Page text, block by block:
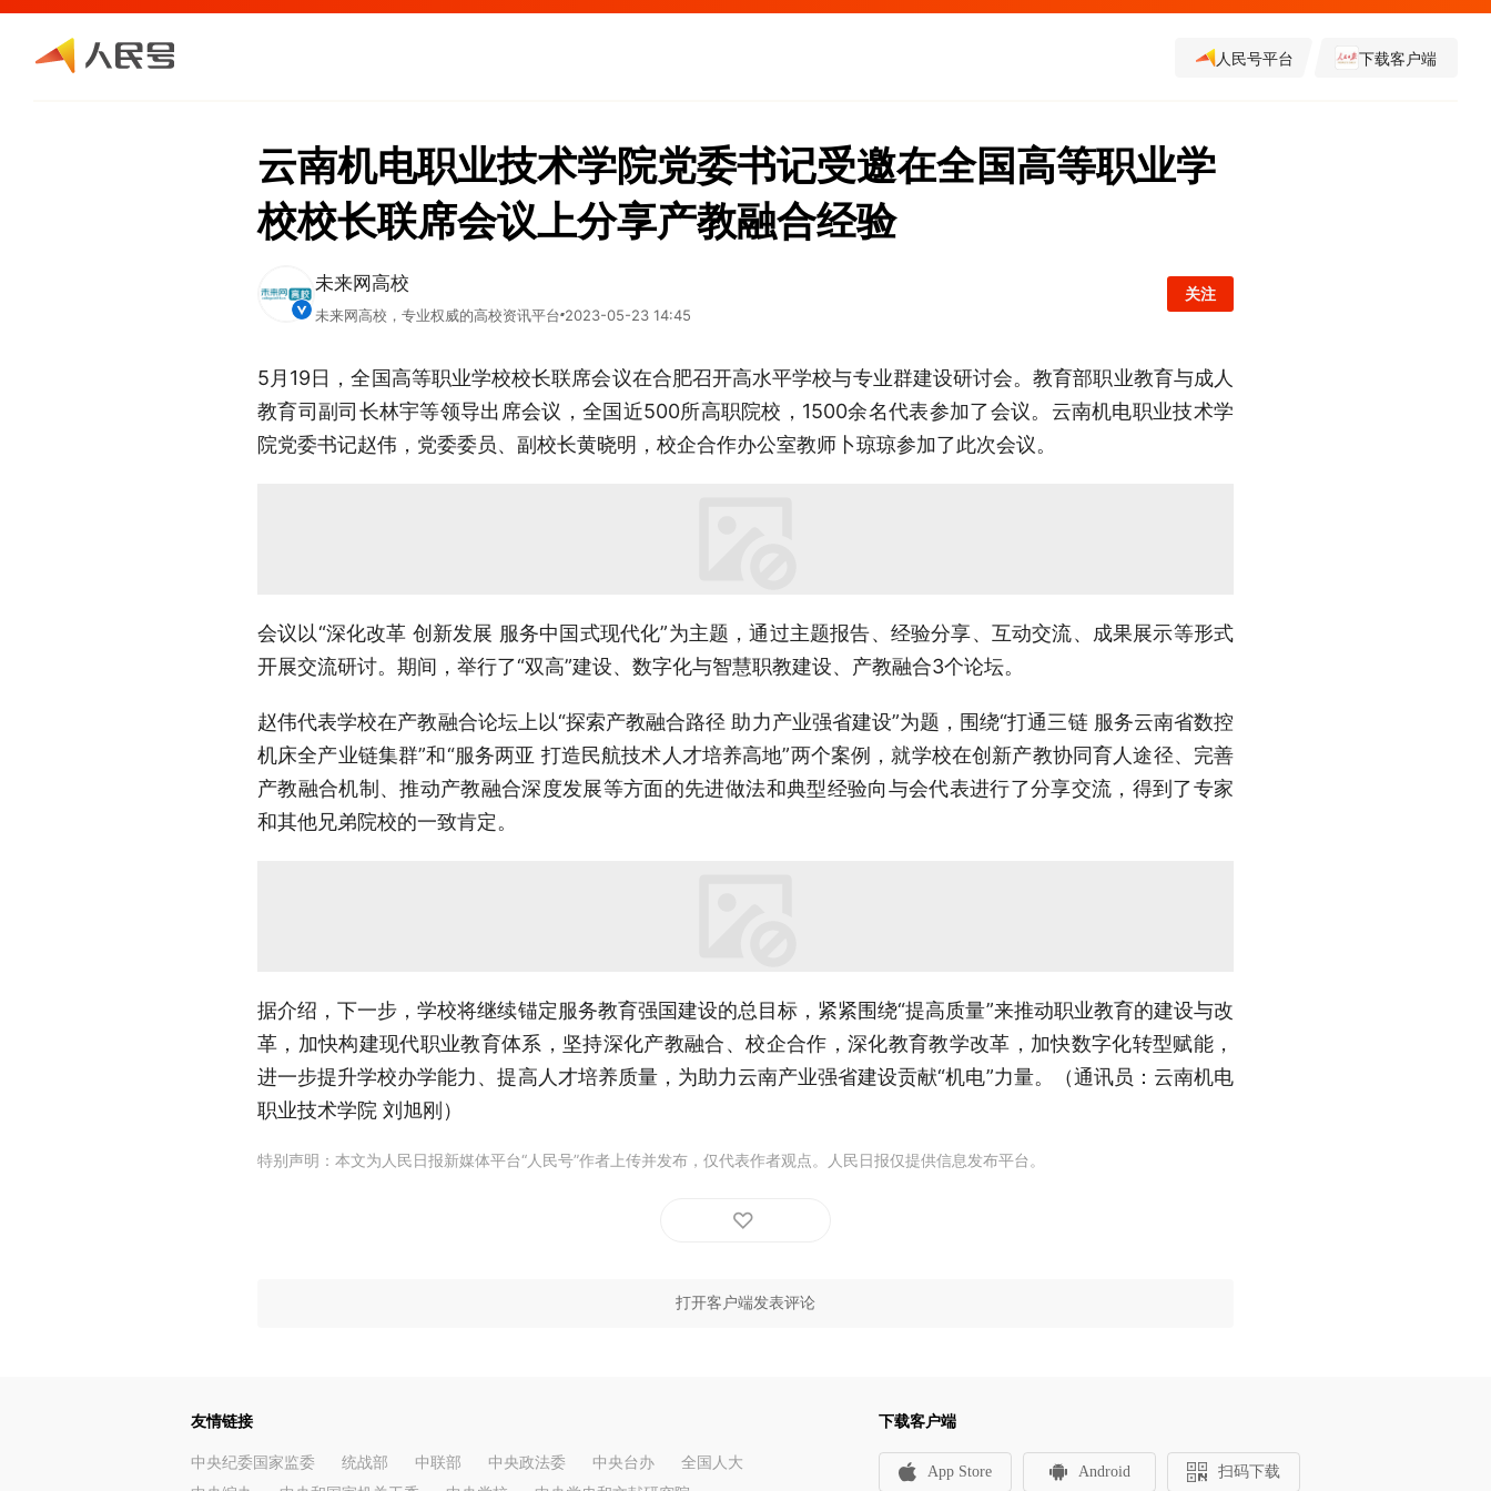
人民号平台 下载客户端
云南机电职业技术学院党委书记受邀在全国高等职业学
校校长联席会议上分享产教融合经验
未来网高校
未来网高校，专业权威的高校资讯平台 2023-05-23 14:45
关注
5月19日，全国高等职业学校校长联席会议在合肥召开高水平学校与专业群建设研讨会。教育部职业教育与成人
教育司副司长林宇等领导出席会议，全国近500所高职院校，1500余名代表参加了会议。云南机电职业技术学
院党委书记赵伟，党委委员、副校长黄晓明，校企合作办公室教师卜琼琼参加了此次会议。
会议以“深化改革 创新发展 服务中国式现代化”为主题，通过主题报告、经验分享、互动交流、成果展示等形式
开展交流研讨。期间，举行了“双高”建设、数字化与智慧职教建设、产教融合3个论坛。
赵伟代表学校在产教融合论坛上以“探索产教融合路径 助力产业强省建设”为题，围绕“打通三链 服务云南省数控
机床全产业链集群”和“服务两亚 打造民航技术人才培养高地”两个案例，就学校在创新产教协同育人途径、完善
产教融合机制、推动产教融合深度发展等方面的先进做法和典型经验向与会代表进行了分享交流，得到了专家
和其他兄弟院校的一致肯定。
据介绍，下一步，学校将继续锚定服务教育强国建设的总目标，紧紧围绕“提高质量”来推动职业教育的建设与改
革，加快构建现代职业教育体系，坚持深化产教融合、校企合作，深化教育教学改革，加快数字化转型赋能，
进一步提升学校办学能力、提高人才培养质量，为助力云南产业强省建设贡献“机电”力量。（通讯员：云南机电
职业技术学院 刘旭刚）
特别声明：本文为人民日报新媒体平台“人民号”作者上传并发布，仅代表作者观点。人民日报仅提供信息发布平台。
打开客户端发表评论
友情链接
中央纪委国家监委 统战部 中联部 中央政法委 中央台办
全国人大
下载客户端
App Store Android 扫码下载